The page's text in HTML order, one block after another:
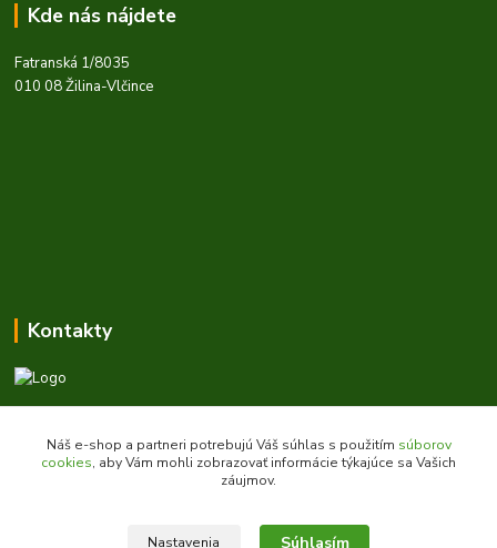
Kde nás nájdete
Fatranská 1/8035
010 08 Žilina-Vlčince
Kontakty
Zákaznícka podpora daes.sk
+421 903 707 668
(Po-Pia, 8-16 hod.)
Náš e-shop a partneri potrebujú Váš súhlas s použitím súborov
cookies, aby Vám mohli zobrazovať informácie týkajúce sa Vašich
záujmov.
Nastavenia Súhlasím